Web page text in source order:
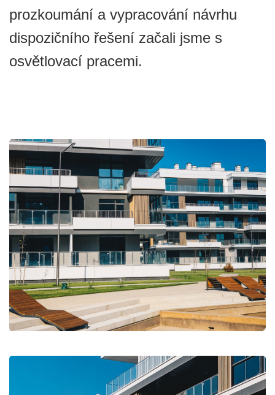
prozkoumání a vypracování návrhu
dispozičního řešení začali jsme s
osvětlovací pracemi.